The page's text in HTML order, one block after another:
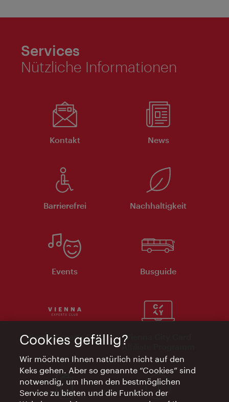
Services
Nützliche Informationen
Kontakt News
Barrierefrei Nachhaltigkeit
Events Busguide
Vienna Experts Club
Vienna City Card
Affiliate Programm
Cookies gefällig?
Wir möchten Ihnen natürlich nicht auf den
Keks gehen. Aber so genannte “Cookies” sind
notwendig, um Ihnen den bestmöglichen
Service zu bieten und die Funktion der